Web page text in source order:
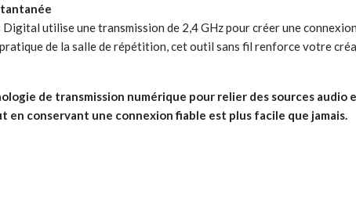
utilise une transmission de 2,4 GHz pour créer une
de la salle de répétition, cet outil sans fil renforce votre
de transmission numérique pour relier des sources
conservant une connexion fiable est plus facile que jamais.